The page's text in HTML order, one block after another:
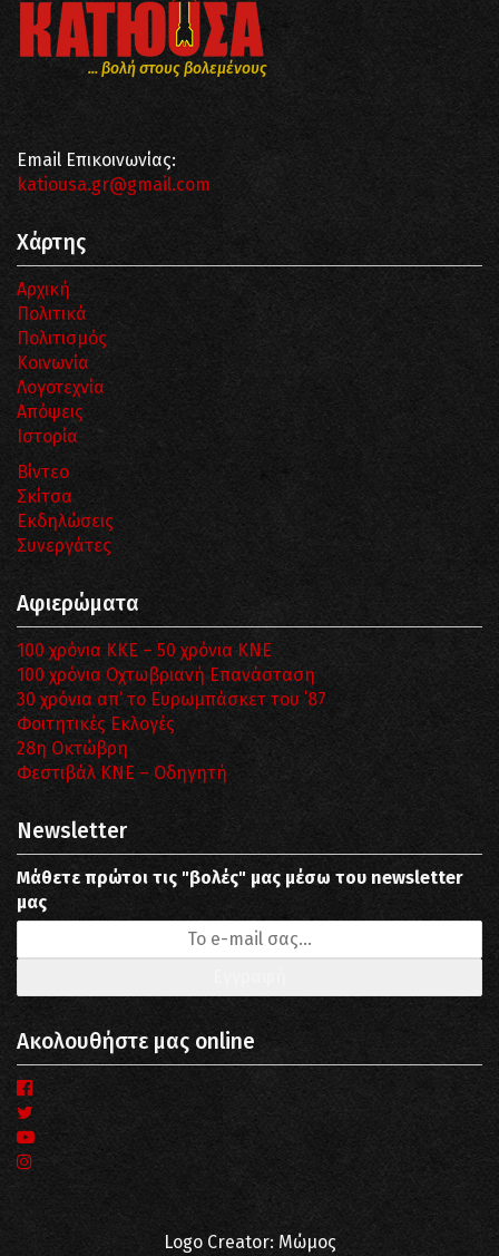
... βολή στους βολεμένους
Email Επικοινωνίας:
katiousa.gr@gmail.com
Χάρτης
Αρχική
Πολιτικά
Πολιτισμός
Κοινωνία
Λογοτεχνία
Απόψεις
Ιστορία
Βίντεο
Σκίτσα
Εκδηλώσεις
Συνεργάτες
Αφιερώματα
100 χρόνια ΚΚΕ – 50 χρόνια ΚΝΕ
100 χρόνια Οχτωβριανή Επανάσταση
30 χρόνια απ’ το Ευρωμπάσκετ του ΄87
Φοιτητικές Εκλογές
28η Οκτώβρη
Φεστιβάλ ΚΝΕ – Οδηγητή
Newsletter
Μάθετε πρώτοι τις "βολές" μας μέσω του newsletter
μας
Ακολουθήστε μας online
Logo Creator: Μώμος